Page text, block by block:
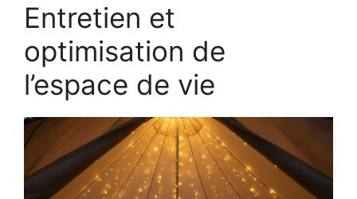
Entretien et
optimisation de
l’espace de vie